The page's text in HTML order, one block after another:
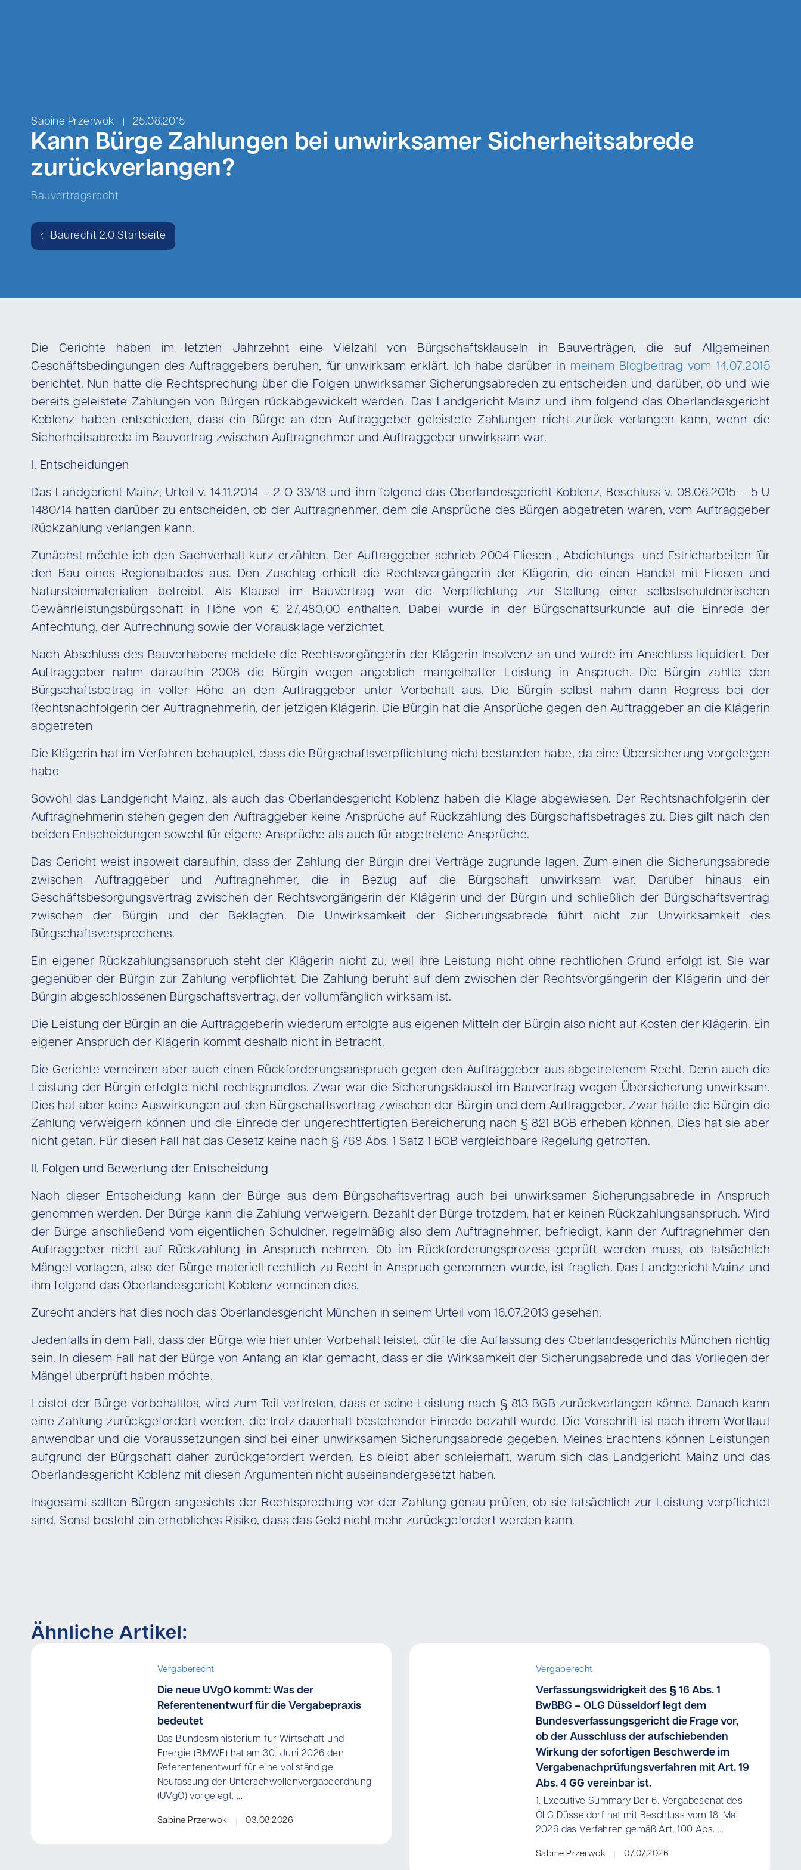
Sabine Przerwok 25.08.2015
Kann Bürge Zahlungen bei unwirksamer Sicherheitsabrede
zurückverlangen?
Bauvertragsrecht
Baurecht 2.0 Startseite
Die Gerichte haben im letzten Jahrzehnt eine Vielzahl von Bürgschaftsklauseln in Bauverträgen, die auf Allgemeinen
Geschäftsbedingungen des Auftraggebers beruhen, für unwirksam erklärt. Ich habe darüber in meinem Blogbeitrag vom 14.07.2015
berichtet. Nun hatte die Rechtsprechung über die Folgen unwirksamer Sicherungsabreden zu entscheiden und darüber, ob und wie
bereits geleistete Zahlungen von Bürgen rückabgewickelt werden. Das Landgericht Mainz und ihm folgend das Oberlandesgericht
Koblenz haben entschieden, dass ein Bürge an den Auftraggeber geleistete Zahlungen nicht zurück verlangen kann, wenn die
Sicherheitsabrede im Bauvertrag zwischen Auftragnehmer und Auftraggeber unwirksam war.
I. Entscheidungen
Das Landgericht Mainz, Urteil v. 14.11.2014 – 2 O 33/13 und ihm folgend das Oberlandesgericht Koblenz, Beschluss v. 08.06.2015 – 5 U
1480/14 hatten darüber zu entscheiden, ob der Auftragnehmer, dem die Ansprüche des Bürgen abgetreten waren, vom Auftraggeber
Rückzahlung verlangen kann.
Zunächst möchte ich den Sachverhalt kurz erzählen. Der Auftraggeber schrieb 2004 Fliesen-, Abdichtungs- und Estricharbeiten für
den Bau eines Regionalbades aus. Den Zuschlag erhielt die Rechtsvorgängerin der Klägerin, die einen Handel mit Fliesen und
Natursteinmaterialien betreibt. Als Klausel im Bauvertrag war die Verpflichtung zur Stellung einer selbstschuldnerischen
Gewährleistungsbürgschaft in Höhe von € 27.480,00 enthalten. Dabei wurde in der Bürgschaftsurkunde auf die Einrede der
Anfechtung, der Aufrechnung sowie der Vorausklage verzichtet.
Nach Abschluss des Bauvorhabens meldete die Rechtsvorgängerin der Klägerin Insolvenz an und wurde im Anschluss liquidiert. Der
Auftraggeber nahm daraufhin 2008 die Bürgin wegen angeblich mangelhafter Leistung in Anspruch. Die Bürgin zahlte den
Bürgschaftsbetrag in voller Höhe an den Auftraggeber unter Vorbehalt aus. Die Bürgin selbst nahm dann Regress bei der
Rechtsnachfolgerin der Auftragnehmerin, der jetzigen Klägerin. Die Bürgin hat die Ansprüche gegen den Auftraggeber an die Klägerin
abgetreten
Die Klägerin hat im Verfahren behauptet, dass die Bürgschaftsverpflichtung nicht bestanden habe, da eine Übersicherung vorgelegen
habe
Sowohl das Landgericht Mainz, als auch das Oberlandesgericht Koblenz haben die Klage abgewiesen. Der Rechtsnachfolgerin der
Auftragnehmerin stehen gegen den Auftraggeber keine Ansprüche auf Rückzahlung des Bürgschaftsbetrages zu. Dies gilt nach den
beiden Entscheidungen sowohl für eigene Ansprüche als auch für abgetretene Ansprüche.
Das Gericht weist insoweit daraufhin, dass der Zahlung der Bürgin drei Verträge zugrunde lagen. Zum einen die Sicherungsabrede
zwischen Auftraggeber und Auftragnehmer, die in Bezug auf die Bürgschaft unwirksam war. Darüber hinaus ein
Geschäftsbesorgungsvertrag zwischen der Rechtsvorgängerin der Klägerin und der Bürgin und schließlich der Bürgschaftsvertrag
zwischen der Bürgin und der Beklagten. Die Unwirksamkeit der Sicherungsabrede führt nicht zur Unwirksamkeit des
Bürgschaftsversprechens.
Ein eigener Rückzahlungsanspruch steht der Klägerin nicht zu, weil ihre Leistung nicht ohne rechtlichen Grund erfolgt ist. Sie war
gegenüber der Bürgin zur Zahlung verpflichtet. Die Zahlung beruht auf dem zwischen der Rechtsvorgängerin der Klägerin und der
Bürgin abgeschlossenen Bürgschaftsvertrag, der vollumfänglich wirksam ist.
Die Leistung der Bürgin an die Auftraggeberin wiederum erfolgte aus eigenen Mitteln der Bürgin also nicht auf Kosten der Klägerin. Ein
eigener Anspruch der Klägerin kommt deshalb nicht in Betracht.
Die Gerichte verneinen aber auch einen Rückforderungsanspruch gegen den Auftraggeber aus abgetretenem Recht. Denn auch die
Leistung der Bürgin erfolgte nicht rechtsgrundlos. Zwar war die Sicherungsklausel im Bauvertrag wegen Übersicherung unwirksam.
Dies hat aber keine Auswirkungen auf den Bürgschaftsvertrag zwischen der Bürgin und dem Auftraggeber. Zwar hätte die Bürgin die
Zahlung verweigern können und die Einrede der ungerechtfertigten Bereicherung nach § 821 BGB erheben können. Dies hat sie aber
nicht getan. Für diesen Fall hat das Gesetz keine nach § 768 Abs. 1 Satz 1 BGB vergleichbare Regelung getroffen.
II. Folgen und Bewertung der Entscheidung
Nach dieser Entscheidung kann der Bürge aus dem Bürgschaftsvertrag auch bei unwirksamer Sicherungsabrede in Anspruch
genommen werden. Der Bürge kann die Zahlung verweigern. Bezahlt der Bürge trotzdem, hat er keinen Rückzahlungsanspruch. Wird
der Bürge anschließend vom eigentlichen Schuldner, regelmäßig also dem Auftragnehmer, befriedigt, kann der Auftragnehmer den
Auftraggeber nicht auf Rückzahlung in Anspruch nehmen. Ob im Rückforderungsprozess geprüft werden muss, ob tatsächlich
Mängel vorlagen, also der Bürge materiell rechtlich zu Recht in Anspruch genommen wurde, ist fraglich. Das Landgericht Mainz und
ihm folgend das Oberlandesgericht Koblenz verneinen dies.
Zurecht anders hat dies noch das Oberlandesgericht München in seinem Urteil vom 16.07.2013 gesehen.
Jedenfalls in dem Fall, dass der Bürge wie hier unter Vorbehalt leistet, dürfte die Auffassung des Oberlandesgerichts München richtig
sein. In diesem Fall hat der Bürge von Anfang an klar gemacht, dass er die Wirksamkeit der Sicherungsabrede und das Vorliegen der
Mängel überprüft haben möchte.
Leistet der Bürge vorbehaltlos, wird zum Teil vertreten, dass er seine Leistung nach § 813 BGB zurückverlangen könne. Danach kann
eine Zahlung zurückgefordert werden, die trotz dauerhaft bestehender Einrede bezahlt wurde. Die Vorschrift ist nach ihrem Wortlaut
anwendbar und die Voraussetzungen sind bei einer unwirksamen Sicherungsabrede gegeben. Meines Erachtens können Leistungen
aufgrund der Bürgschaft daher zurückgefordert werden. Es bleibt aber schleierhaft, warum sich das Landgericht Mainz und das
Oberlandesgericht Koblenz mit diesen Argumenten nicht auseinandergesetzt haben.
Insgesamt sollten Bürgen angesichts der Rechtsprechung vor der Zahlung genau prüfen, ob sie tatsächlich zur Leistung verpflichtet
sind. Sonst besteht ein erhebliches Risiko, dass das Geld nicht mehr zurückgefordert werden kann.
Ähnliche Artikel:
Vergaberecht
Die neue UVgO kommt: Was der
Referentenentwurf für die Vergabepraxis
bedeutet
Das Bundesministerium für Wirtschaft und
Energie (BMWE) hat am 30. Juni 2026 den
Referentenentwurf für eine vollständige
Neufassung der Unterschwellenvergabeordnung
(UVgO) vorgelegt. ...
Sabine Przerwok 03.08.2026
Vergaberecht
Verfassungswidrigkeit des § 16 Abs. 1
BwBBG – OLG Düsseldorf legt dem
Bundesverfassungsgericht die Frage vor,
ob der Ausschluss der aufschiebenden
Wirkung der sofortigen Beschwerde im
Vergabenachprüfungsverfahren mit Art. 19
Abs. 4 GG vereinbar ist.
1. Executive Summary Der 6. Vergabesenat des
OLG Düsseldorf hat mit Beschluss vom 18. Mai
2026 das Verfahren gemäß Art. 100 Abs. ...
Sabine Przerwok 07.07.2026